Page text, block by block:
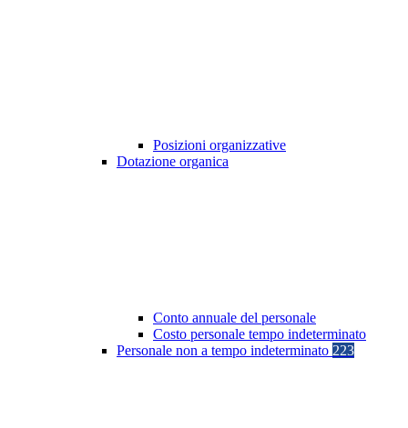
Posizioni organizzative
Dotazione organica
Conto annuale del personale
Costo personale tempo indeterminato
Personale non a tempo indeterminato 223